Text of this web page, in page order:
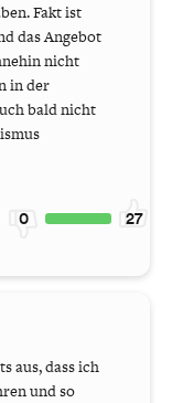
Fakt ist
das Angebot
nicht
in der
bald nicht
0 27
aus, dass ich
und so